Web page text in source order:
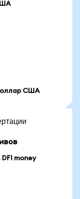
США
money